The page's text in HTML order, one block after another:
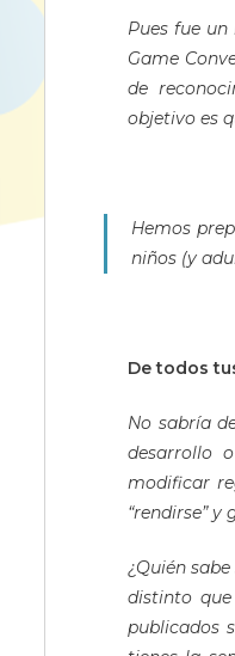
Pues fue
Game
de
objetivo es
Hemos
niños (y
De todos
No sabría
desarrollo
modificar
“rendirse” y
¿Quién
distinto
publicados